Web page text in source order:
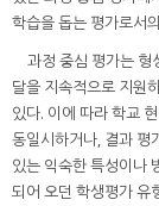
학습을 돕는 평가로서
과정 중심 평가는 형
달을 지속적으로 지원
있다. 이에 따라 학교
동일시하거나, 결과 평
있는 익숙한 특성이나
되어 오던 학생평가 유